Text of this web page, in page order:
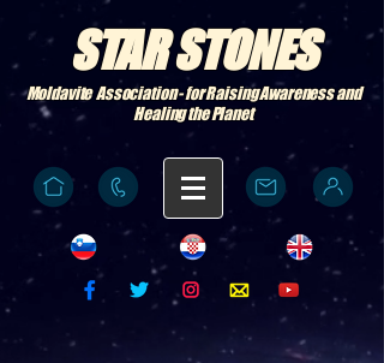
STAR STONES
Moldavite Association - for Raising Awareness and
Healing the Planet